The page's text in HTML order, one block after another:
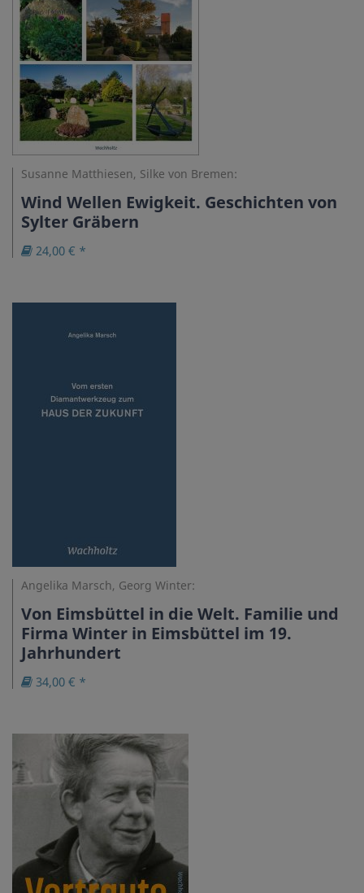
Susanne Matthiesen, Silke von Bremen:
Wind Wellen Ewigkeit. Geschichten von
Sylter Gräbern
24,00 € *
Angelika Marsch, Georg Winter:
Von Eimsbüttel in die Welt. Familie und
Firma Winter in Eimsbüttel im 19.
Jahrhundert
34,00 € *